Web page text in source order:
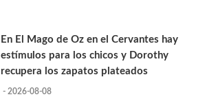
En El Mago de Oz en el Cervantes hay
estímulos para los chicos y Dorothy
recupera los zapatos plateados
- 2026-08-08